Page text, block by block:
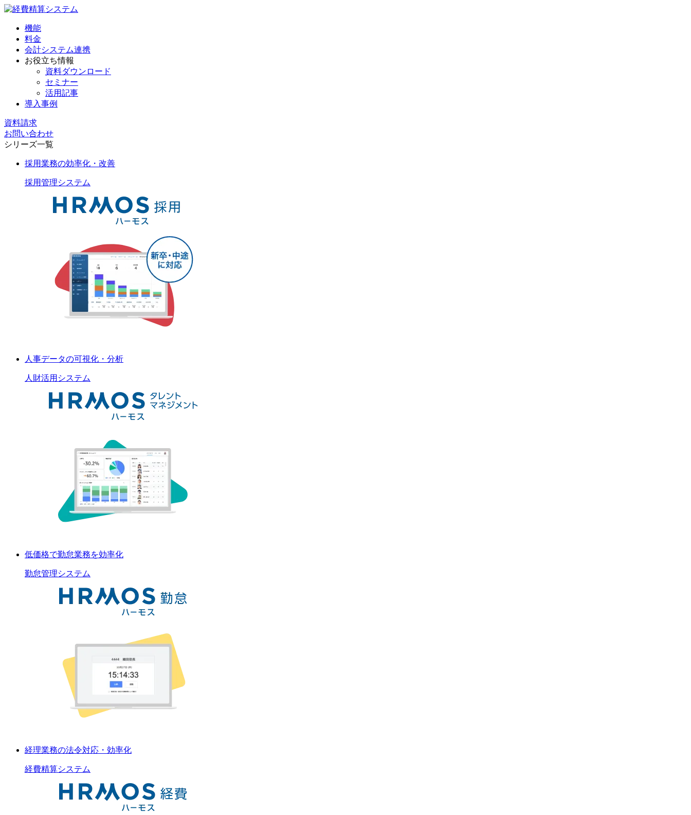
機能
料金
会計システム連携
お役立ち情報
資料ダウンロード
セミナー
活用記事
導入事例
資料請求
お問い合わせ
シリーズ一覧
採用業務の効率化・改善
採用管理システム
人事データの可視化・分析
人財活用 システム
低価格で勤怠業務を効率化
勤怠管理システム
経理業務の法令対応・効率化
経費精算システム